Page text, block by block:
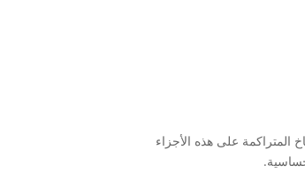
المتراكمة على هذه الأجزاء